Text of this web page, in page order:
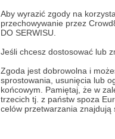
Aby wyrazić zgody na
przechowywanie przez
DO SERWISU.
Jeśli chcesz dostosować lub
Zgoda jest dobrowolna i
sprostowania, usunięcia lub
końcowym. Pamiętaj, że w
trzecich tj. z państw spoza
celów przetwarzania znajdują